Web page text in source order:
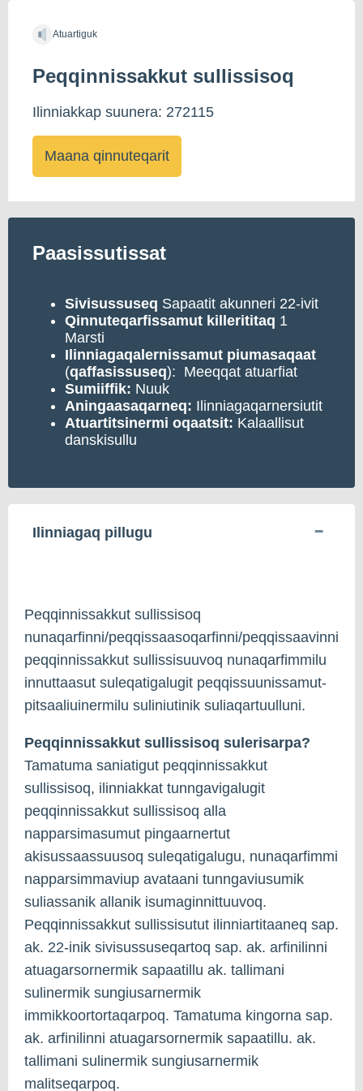
Atuartiguk
Peqqinnissakkut sullissisoq
Ilinniakkap suunera: 272115
Maana qinnuteqarit
Paasissutissat
Sivisussuseq Sapaatit akunneri 22-ivit
Qinnuteqarfissamut killerititaq 1
Marsti
Ilinniagaqalernissamut piumasaqaat
(qaffasissuseq): Meeqqat atuarfiat
Sumiiffik: Nuuk
Aningaasaqarneq: Ilinniagaqarnersiutit
Atuartitsinermi oqaatsit: Kalaallisut
danskisullu
Ilinniagaq pillugu
Peqqinnissakkut sullissisoq
nunaqarfinni/peqqissaasoqarfinni/peqqissaavinni
peqqinnissakkut sullissisuuvoq nunaqarfimmilu
innuttaasut suleqatigalugit peqqissuunissamut-
pitsaaliuinermilu suliniutinik suliaqartuulluni.
Peqqinnissakkut sullissisoq sulerisarpa?
Tamatuma saniatigut peqqinnissakkut
sullissisoq, ilinniakkat tunngavigalugit
peqqinnissakkut sullissisoq alla
napparsimasumut pingaarnertut
akisussaassuusoq suleqatigalugu, nunaqarfimmi
napparsimmaviup avataani tunngaviusumik
suliassanik allanik isumaginnittuuvoq.
Peqqinnissakkut sullissisutut ilinniartitaaneq sap.
ak. 22-inik sivisussuseqartoq sap. ak. arfinilinni
atuagarsornermik sapaatillu ak. tallimani
sulinermik sungiusarnermik
immikkoortortaqarpoq. Tamatuma kingorna sap.
ak. arfinilinni atuagarsornermik sapaatillu. ak.
tallimani sulinermik sungiusarnermik
malitseqarpoq.